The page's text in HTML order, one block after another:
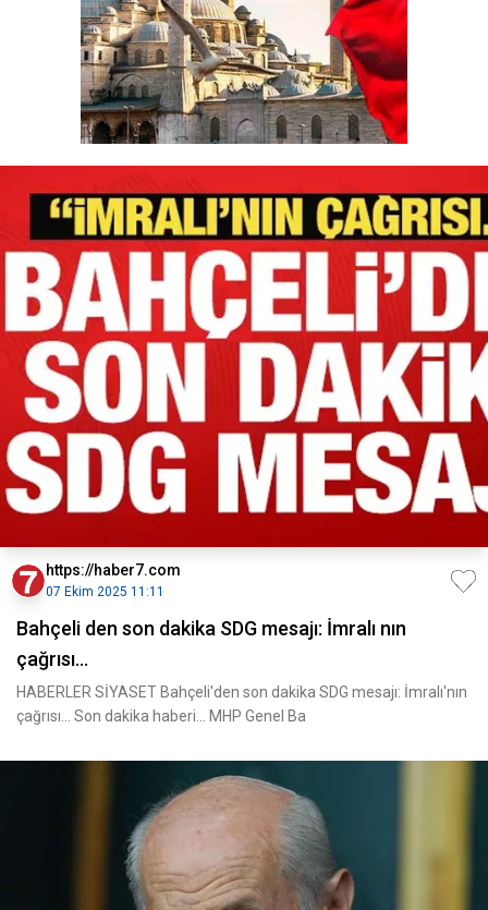
https://haber7.com
07 Ekim 2025 11:11
Bahçeli den son dakika SDG mesajı: İmralı nın
çağrısı...
HABERLER SİYASET Bahçeli'den son dakika SDG mesajı: İmralı'nın
çağrısı... Son dakika haberi... MHP Genel Ba